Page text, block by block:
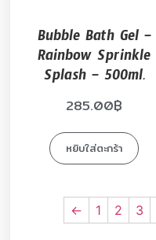
Bubble Bath Gel –
Rainbow Sprinkle
Splash – 500ml.
285.00฿
หยิบใส่ตะกร้า
← 1 2 3